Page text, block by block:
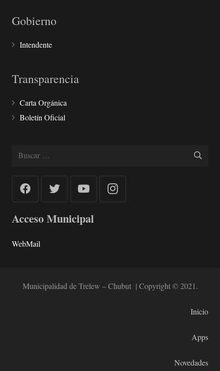
Gobierno
Intendente
Transparencia
Carta Orgánica
Boletín Oficial
Buscar:
Acceso Municipal
WebMail
Municipalidad de Trelew – Chubut | Copyright © 2021.
Inicio
Apps
Novedades